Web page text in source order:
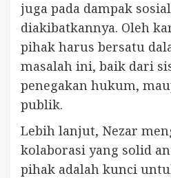
juga pada dampak
diakibatkannya. Oleh
pihak harus bersatu
masalah ini, baik dari
penegakan hukum,
publik.
Lebih lanjut, Nezar
kolaborasi yang solid
pihak adalah kunci